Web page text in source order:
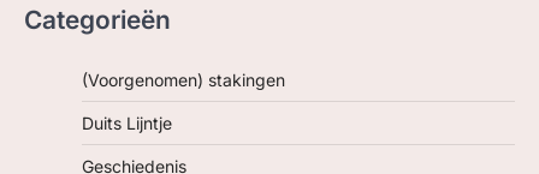
Categorieën
(Voorgenomen) stakingen
Duits Lijntje
Geschiedenis